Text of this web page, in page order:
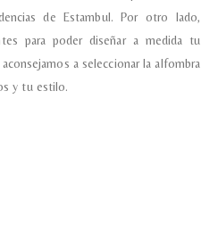
de Estambul. Por otro lado,
para poder diseñar a medida tu
a seleccionar la alfombra
y tu estilo.